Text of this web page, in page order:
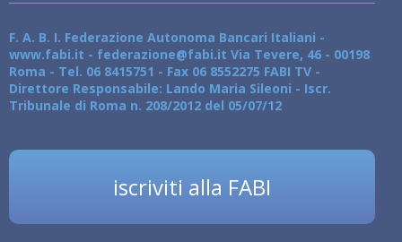
F. A. B. I. Federazione Autonoma Bancari Italiani -
www.fabi.it - federazione@fabi.it Via Tevere, 46 - 00198
Roma - Tel. 06 8415751 - Fax 06 8552275 FABI TV -
Direttore Responsabile: Lando Maria Sileoni - Iscr.
Tribunale di Roma n. 208/2012 del 05/07/12
iscriviti alla FABI